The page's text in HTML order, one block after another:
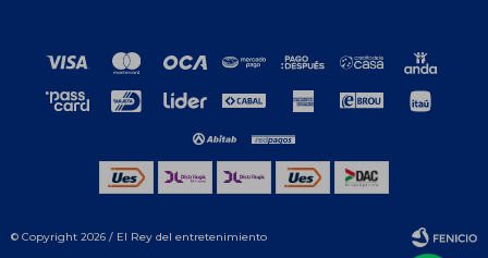
© Copyright 2026 / El Rey del entretenimiento